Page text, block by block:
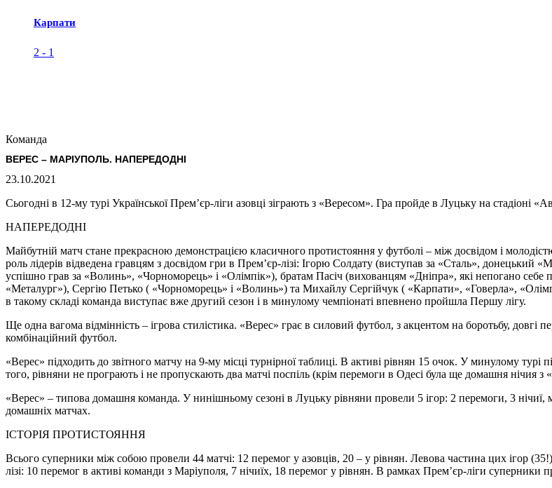
Карпати
2 - 1
Команда
ВЕРЕС – МАРІУПОЛЬ. НАПЕРЕДОДНІ
23.10.2021
Сьогодні в 12-му турі Української Прем’єр-ліги азовці зіграють з «Вересом». Гра пройде в Луцьку на стадіоні
НАПЕРЕДОДНІ
Майбутній матч стане прекрасною демонстрацією класичного протистояння у футболі – між досвідом і
роль лідерів відведена гравцям з досвідом гри в Прем’єр-лізі: Ігорю Солдату (виступав за «Сталь»,
успішно грав за «Волинь», «Чорноморець» і «Олімпік»), братам Пасіч (вихованцям «Дніпра», які непогано
«Металург»), Сергію Петько ( «Чорноморець» і «Волинь») та Михайлу Сергійчук ( «Карпати», «Говерла»,
в такому складі команда виступає вже другий сезон і в минулому чемпіонаті впевнено пройшла Першу лігу.
Ще одна вагома відмінність – ігрова стилістика. «Верес» грає в силовий футбол, з акцентом на боротьбу, довгі
комбінаційний футбол.
«Верес» підходить до звітного матчу на 9-му місці турнірної таблиці. В активі рівнян 15 очок. У минулому
того, рівняни не програють і не пропускають два матчі поспіль (крім перемоги в Одесі була ще домашня нічия з
«Верес» – типова домашня команда. У нинішньому сезоні в Луцьку рівняни провели 5 ігор: 2 перемоги, 3 нічиї,
домашніх матчах.
ІСТОРІЯ ПРОТИСТОЯННЯ
Всього суперники між собою провели 44 матчі: 12 перемог у азовців, 20 – у рівнян. Левова частина цих ігор
лізі: 10 перемог в активі команди з Маріуполя, 7 нічиїх, 18 перемог у рівнян. В рамках Прем’єр-ліги суперники